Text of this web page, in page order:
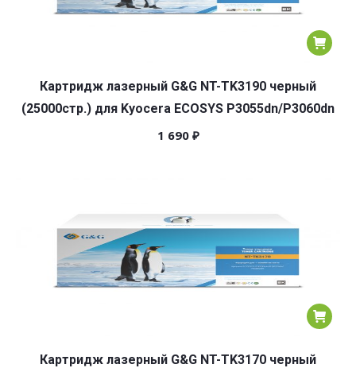
Картридж лазерный G&G NT-TK3190 черный
(25000стр.) для Kyocera ECOSYS P3055dn/P3060dn
1 690 ₽
Картридж лазерный G&G NT-TK3170 черный